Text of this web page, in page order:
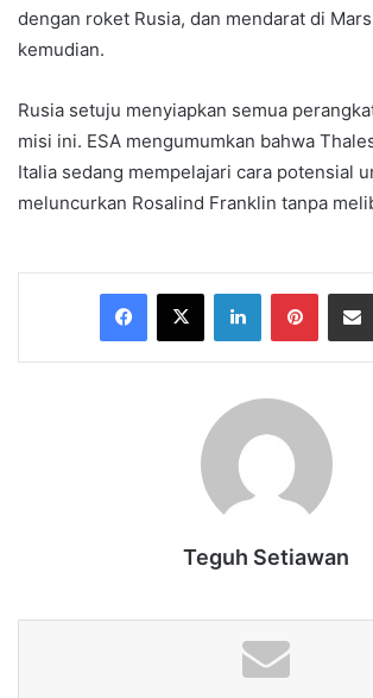
dengan roket Rusia, dan mendarat di
kemudian.
Rusia setuju menyiapkan semua
misi ini. ESA mengumumkan bahwa
Italia sedang mempelajari cara potensial
meluncurkan Rosalind Franklin tanpa
Facebook
X LinkedIn
Teguh Setiawan